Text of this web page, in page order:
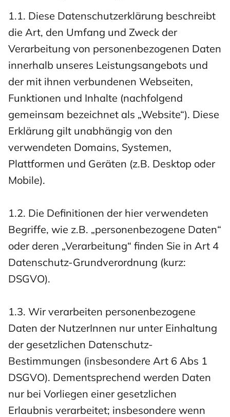
1.1. Diese Datenschutzerklärung beschreibt
die Art, den Umfang und Zweck der
Verarbeitung von personenbezogenen Daten
innerhalb unseres Leistungsangebots und
der mit ihnen verbundenen Webseiten,
Funktionen und Inhalte (nachfolgend
gemeinsam bezeichnet als „Website“). Diese
Erklärung gilt unabhängig von den
verwendeten Domains, Systemen,
Plattformen und Geräten (z.B. Desktop oder
Mobile).
1.2. Die Definitionen der hier verwendeten
Begriffe, wie z.B. „personenbezogene Daten“
oder deren „Verarbeitung“ finden Sie in Art 4
Datenschutz-Grundverordnung (kurz:
DSGVO).
1.3. Wir verarbeiten personenbezogene
Daten der NutzerInnen nur unter Einhaltung
der gesetzlichen Datenschutz-
Bestimmungen (insbesondere Art 6 Abs 1
DSGVO). Dementsprechend werden Daten
nur bei Vorliegen einer gesetzlichen
Erlaubnis verarbeitet; insbesondere wenn